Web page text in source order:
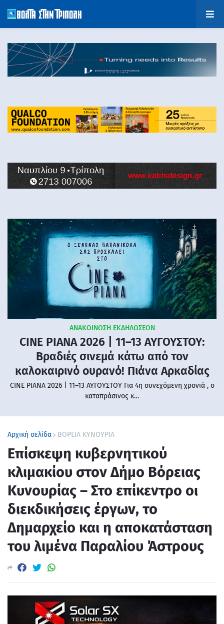
ΑΝΑΚΟΙΝΩΣΗ ΕΚΔΗΛΩΣΕΩΝ
CINE PIANA 2026 | 11–13 ΑΥΓΟΥΣΤΟΥ:
Βραδιές σινεμά κάτω από τον
καλοκαιρινό ουρανό! Πιάνα Αρκαδίας
CINE PIANA 2026 | 11–13 ΑΥΓΟΥΣΤΟΥ Για 4η συνεχόμενη χρονιά , ο
καταπράσινος κ…
Αρχική σελίδα ΒΟΡΕΙΑ ΚΥΝΟΥΡΙΑ
Επίσκεψη κυβερνητικού
κλιμακίου στον Δήμο Βόρειας
Κυνουρίας – Στο επίκεντρο οι
διεκδικήσεις έργων, το
Δημαρχείο και η αποκατάσταση
του λιμένα Παραλίου Άστρους